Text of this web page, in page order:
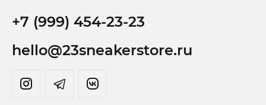
+7 (999) 454-23-23
hello@23sneakerstore.ru